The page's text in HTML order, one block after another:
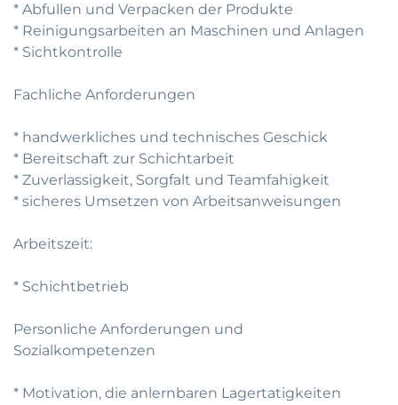
* Abfullen und Verpacken der Produkte
* Reinigungsarbeiten an Maschinen und Anlagen
* Sichtkontrolle
Fachliche Anforderungen
* handwerkliches und technisches Geschick
* Bereitschaft zur Schichtarbeit
* Zuverlassigkeit, Sorgfalt und Teamfahigkeit
* sicheres Umsetzen von Arbeitsanweisungen
Arbeitszeit:
* Schichtbetrieb
Personliche Anforderungen und
Sozialkompetenzen
* Motivation, die anlernbaren Lagertatigkeiten